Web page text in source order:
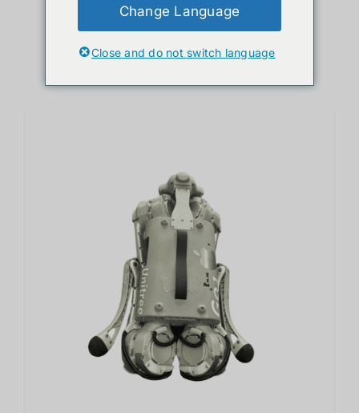
Show36 Products
Change Language
Close and do not switch language